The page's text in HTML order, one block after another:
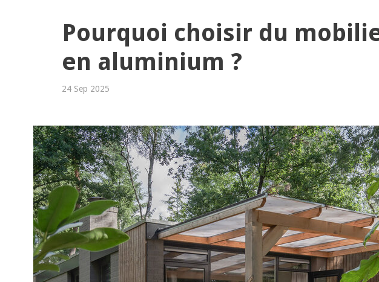
Pourquoi choisir du
en aluminium ?
24 Sep 2025